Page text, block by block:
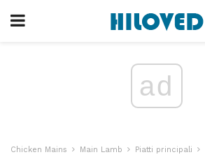
ad
Chicken Mains Main Lamb Piatti principali